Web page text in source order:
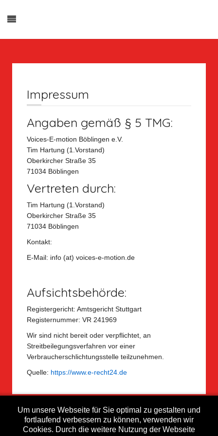
Impressum
Angaben gemäß § 5 TMG:
Voices-E-motion Böblingen e.V.
Tim Hartung (1.Vorstand)
Oberkircher Straße 35
71034 Böblingen
Vertreten durch:
Tim Hartung (1.Vorstand)
Oberkircher Straße 35
71034 Böblingen
Kontakt:
E-Mail: info (at) voices-e-motion.de
Aufsichtsbehörde:
Registergericht: Amtsgericht Stuttgart
Registernummer: VR 241969
Wir sind nicht bereit oder verpflichtet, an
Streitbeilegungsverfahren vor einer
Verbraucherschlichtungsstelle teilzunehmen.
Quelle: https://www.e-recht24.de
Um unsere Webseite für Sie optimal zu gestalten und
fortlaufend verbessern zu können, verwenden wir
Cookies. Durch die weitere Nutzung der Webseite